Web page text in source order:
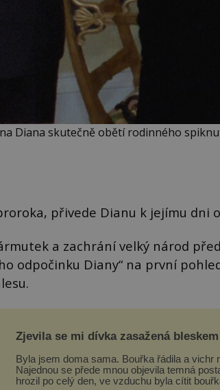
Diana skutečně obětí rodinného
přivede Dianu k jejímu dni
a zachrání velký národ před
odpočinku Diany“ na první
Zjevila se mi dívka zasažená bleskem
Byla jsem doma sama. Bouřka řádila a vichr
Najednou se přede mnou objevila temná
hrozil po celý den, ve vzduchu byla cítit